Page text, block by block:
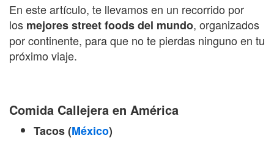
En este artículo, te llevamos en un recorrido por
los mejores street foods del mundo, organizados
por continente, para que no te pierdas ninguno en tu
próximo viaje.
Comida Callejera en América
Tacos (México)